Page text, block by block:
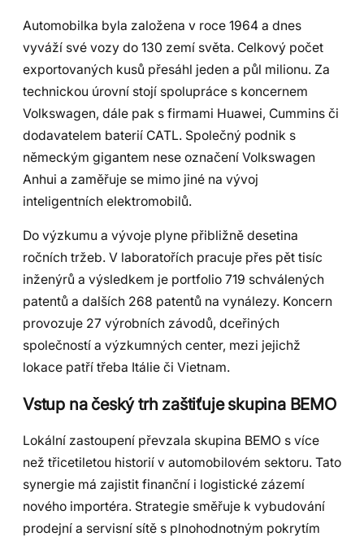
Automobilka byla založena v roce 1964 a dnes
vyváží své vozy do 130 zemí světa. Celkový počet
exportovaných kusů přesáhl jeden a půl milionu. Za
technickou úrovní stojí spolupráce s koncernem
Volkswagen, dále pak s firmami Huawei, Cummins či
dodavatelem baterií CATL. Společný podnik s
německým gigantem nese označení Volkswagen
Anhui a zaměřuje se mimo jiné na vývoj
inteligentních elektromobilů.
Do výzkumu a vývoje plyne přibližně desetina
ročních tržeb. V laboratořích pracuje přes pět tisíc
inženýrů a výsledkem je portfolio 719 schválených
patentů a dalších 268 patentů na vynálezy. Koncern
provozuje 27 výrobních závodů, dceřiných
společností a výzkumných center, mezi jejichž
lokace patří třeba Itálie či Vietnam.
Vstup na český trh zaštiťuje skupina BEMO
Lokální zastoupení převzala skupina BEMO s více
než třicetiletou historií v automobilovém sektoru. Tato
synergie má zajistit finanční i logistické zázemí
nového importéra. Strategie směřuje k vybudování
prodejní a servisní sítě s plnohodnotným pokrytím